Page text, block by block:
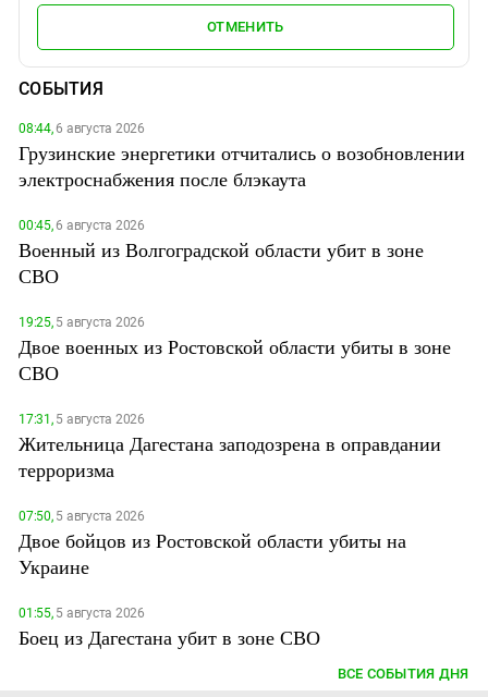
ОТМЕНИТЬ
СОБЫТИЯ
08:44,6 августа 2026
Грузинские энергетики отчитались о возобновлении
электроснабжения после блэкаута
00:45,6 августа 2026
Военный из Волгоградской области убит в зоне
СВО
19:25,5 августа 2026
Двое военных из Ростовской области убиты в зоне
СВО
17:31,5 августа 2026
Жительница Дагестана заподозрена в оправдании
терроризма
07:50,5 августа 2026
Двое бойцов из Ростовской области убиты на
Украине
01:55,5 августа 2026
Боец из Дагестана убит в зоне СВО
ВСЕ СОБЫТИЯ ДНЯ